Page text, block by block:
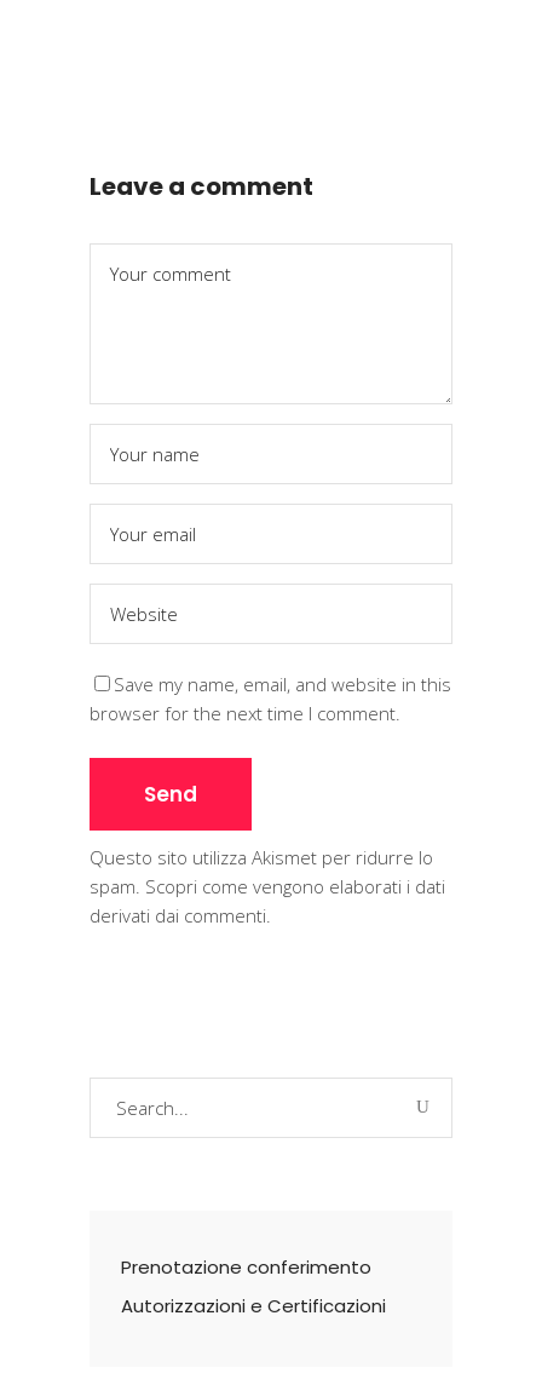
Leave a comment
Save my name, email, and website in this
browser for the next time I comment.
Questo sito utilizza Akismet per ridurre lo
spam. Scopri come vengono elaborati i dati
derivati dai commenti.
Prenotazione conferimento
Autorizzazioni e Certificazioni